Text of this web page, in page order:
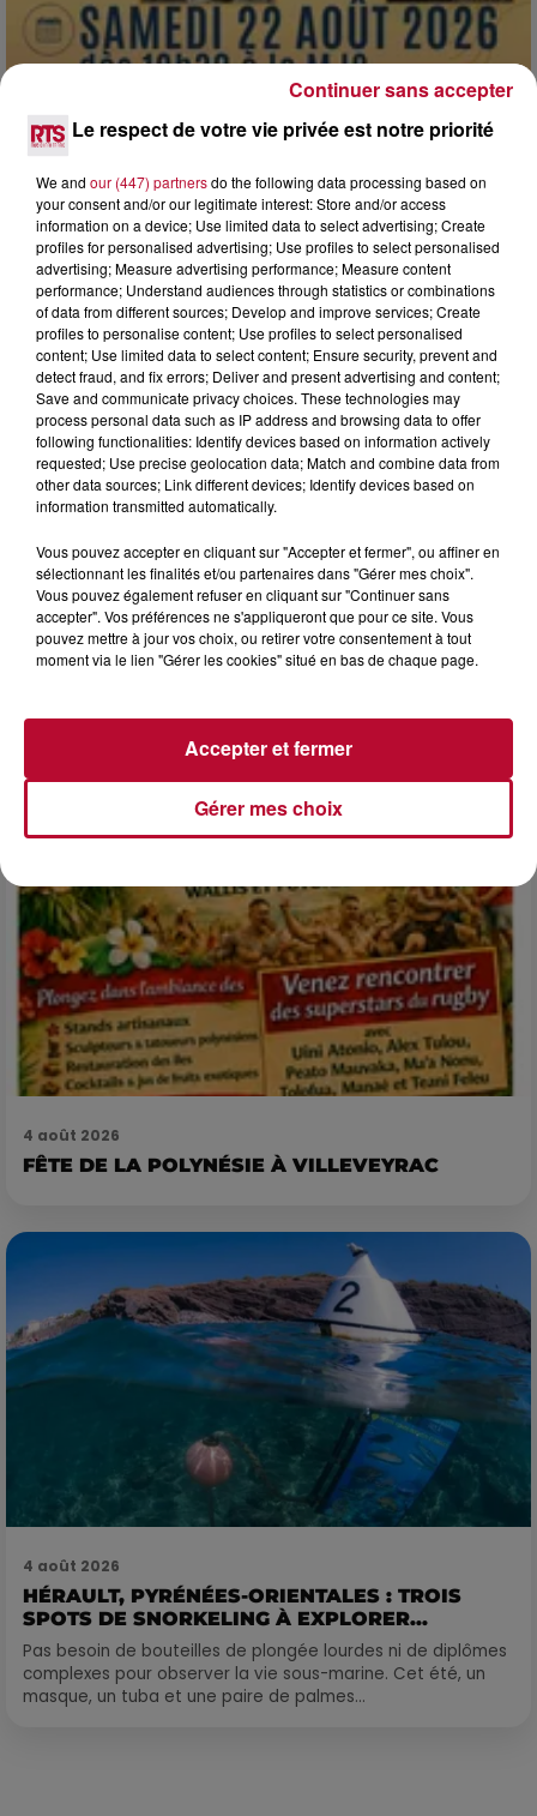
7 août 2026
DINER CONCERT À LA MJC DE MARSEILLAN
6 août 2026
NÎMES : « LE RÊVE DU GLADIATEUR » INVESTIT
LES ARÈNES CES 3...
du gladiateur » revient illuminer l'amphithéâtre romain les 6,
7 et 8 août. Une fresque nocturne...
4 août 2026
FÊTE DE LA POLYNÉSIE À VILLEVEYRAC
4 août 2026
HÉRAULT, PYRÉNÉES-ORIENTALES : TROIS
SPOTS DE SNORKELING À EXPLORER...
Pas besoin de bouteilles de plongée lourdes ni de diplômes
complexes pour observer la vie sous-marine. Cet été, un
masque, un tuba et une paire de palmes...
Le respect de votre vie privée est notre priorité
We and our (447) partnersdo the following data processing based on
your consent and/or our legitimate interest: Store and/or access
information on a device; Use limited data to select advertising; Create
profiles for personalised advertising; Use profiles to select personalised
advertising; Measure advertising performance; Measure content
performance; Understand audiences through statistics or combinations
of data from different sources; Develop and improve services; Create
profiles to personalise content; Use profiles to select personalised
content; Use limited data to select content; Ensure security, prevent and
detect fraud, and fix errors; Deliver and present advertising and content;
Save and communicate privacy choices. These technologies may
process personal data such as IP address and browsing data to offer
following functionalities: Identify devices based on information actively
requested; Use precise geolocation data; Match and combine data from
other data sources; Link different devices; Identify devices based on
information transmitted automatically.
Vous pouvez accepter en cliquant sur "Accepter et fermer", ou affiner en
sélectionnant les finalités et/ou partenaires dans "Gérer mes choix".
Vous pouvez également refuser en cliquant sur "Continuer sans
accepter". Vos préférences ne s'appliqueront que pour ce site. Vous
pouvez mettre à jour vos choix, ou retirer votre consentement à tout
moment via le lien "Gérer les cookies" situé en bas de chaque page.
Gérer mes choix
Accepter et fermer
Continuer sans accepter